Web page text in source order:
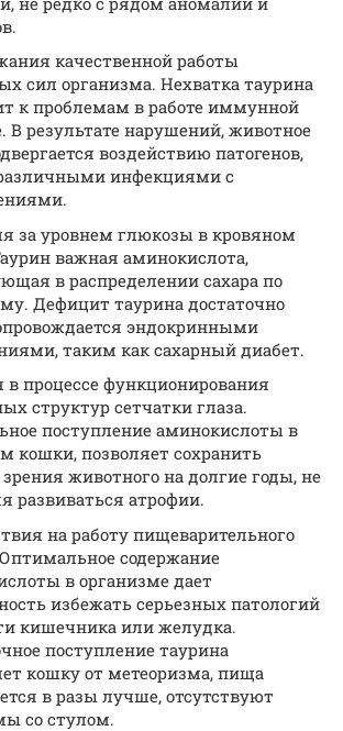
качественной работы
сил организма. Нехватка таурина
к проблемам в работе иммунной
В результате нарушений, животное
воздействию патогенов,
инфекциями с
за уровнем глюкозы в кровяном
важная аминокислота,
в распределении сахара по
Дефицит таурина достаточно
эндокринными
таким как сахарный диабет.
в процессе функционирования
структур сетчатки глаза.
поступление аминокислоты в
кошки, позволяет сохранить
зрения животного на долгие годы, не
развиваться атрофии.
на работу пищеварительного
содержание
в организме дает
избежать серьезных патологий
кишечника или желудка.
поступление таурина
кошку от метеоризма, пища
в разы лучше, отсутствуют
со стулом.